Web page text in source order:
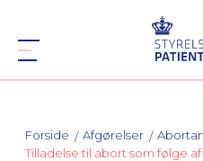
Forside Afgørelser
Tilladelse til abort som følge